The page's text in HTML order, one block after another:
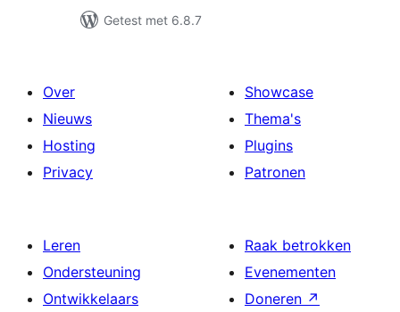
Getest met 6.8.7
Over
Nieuws
Hosting
Privacy
Showcase
Thema's
Plugins
Patronen
Leren
Ondersteuning
Ontwikkelaars
Raak betrokken
Evenementen
Doneren ↗